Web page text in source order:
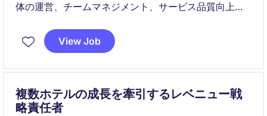
体の運営、チームマネジメント、サービス品質向上を
日々のオペレーション管理に加え、スタッフ育成、ゲ
スト満足度向上、予算・品質管理、他部門との連携を
View Job
複数ホテルの成長を牽引するレベニュー戦
略責任者